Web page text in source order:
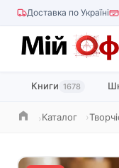
Доставка по Україні
Книги 1678
ГоловнаКаталог